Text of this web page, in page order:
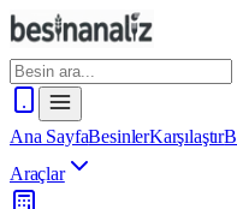
Ana SayfaBesinlerKarşılaştır
Araçlar